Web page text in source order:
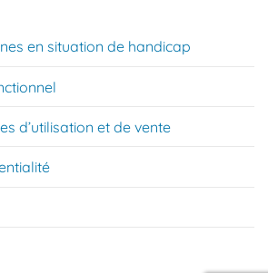
en situation de handicap
d’utilisation et de vente